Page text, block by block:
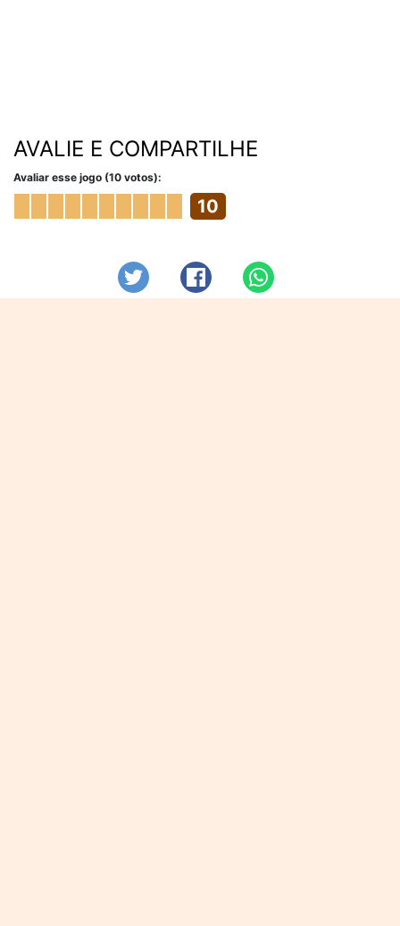
AVALIE E COMPARTILHE
Avaliar esse jogo (10 votos):
10